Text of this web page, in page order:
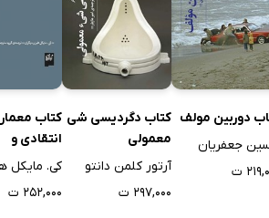
دوربین مولف
جعفریان
ت
کتاب دگردیسی شی
معمولی
آرتور کلمن دانتو
۲۹۷,۰۰۰ ت
کتاب
انتقادی و
سایه‌هایش
کی. مایکل
۲۵۲,۰۰۰ ت